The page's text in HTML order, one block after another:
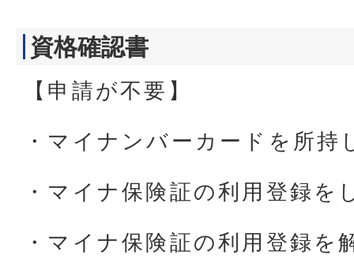
資格確認書
【申請が不要】
・マイナンバーカードを所持
・マイナ保険証の利用登録を
・マイナ保険証の利用登録を